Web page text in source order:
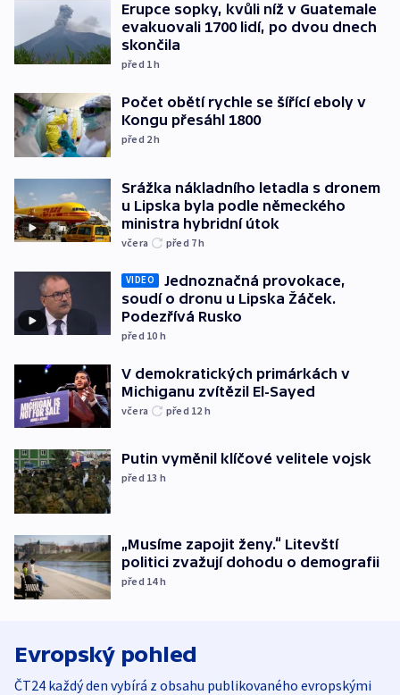
Erupce sopky, kvůli níž v Guatemale
evakuovali 1700 lidí, po dvou dnech
skončila
před 1h
Počet obětí rychle se šířící eboly v
Kongu přesáhl 1800
před 2h
Srážka nákladního letadla s dronem
u Lipska byla podle německého
ministra hybridní útok
včera před 7h
VIDEO
Jednoznačná provokace,
soudí o dronu u Lipska Žáček.
Podezřívá Rusko
před 10 h
V demokratických primárkách v
Michiganu zvítězil El-Sayed
včera před 12 h
Putin vyměnil klíčové velitele vojsk
před 13 h
„Musíme zapojit ženy.“ Litevští
politici zvažují dohodu o demografii
před 14h
Evropský pohled
ČT24 každý den vybírá z obsahu publikovaného evropskými